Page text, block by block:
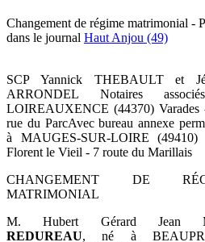
Changement de régime matrimonial -
dans le journal Haut Anjou (49)
SCP Yannick THEBAULT et
ARRONDEL Notaires
LOIREAUXENCE (44370) Varades
rue du ParcAvec bureau annexe
à MAUGES-SUR-LOIRE (49410)
Florent le Vieil - 7 route du Marillais
CHANGEMENT DE
MATRIMONIAL
M. Hubert Gérard Jean
REDUREAU, né à